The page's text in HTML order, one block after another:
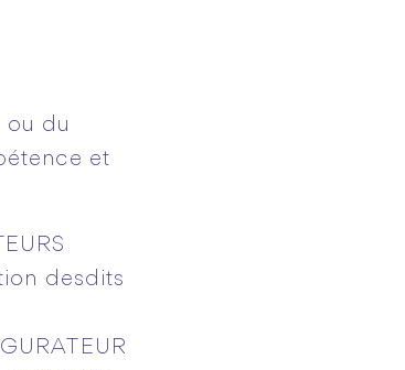
ou du
et
desdits